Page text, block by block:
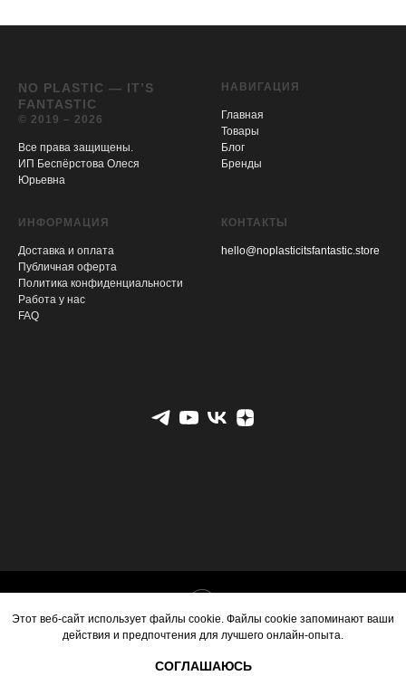
Этот веб-сайт использует файлы cookie. Файлы cookie запоминают ваши
действия и предпочтения для лучшего онлайн-опыта.
СОГЛАШАЮСЬ
NO PLASTIC — IT’S
FANTASTIC
© 2019 – 2026
Все права защищены.
ИП Беспёрстова Олеся
Юрьевна
НАВИГАЦИЯ
Главная
Товары
Блог
Бренды
ИНФОРМАЦИЯ
Доставка и оплата
Публичная оферта
Политика конфиденциальности
Работа у нас
FAQ
КОНТАКТЫ
hello@noplasticitsfantastic.store